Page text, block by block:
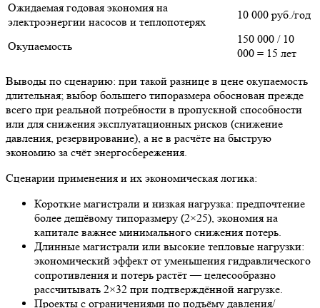
Ожидаемая годовая экономия на
электроэнергии насосов и теплопотерях
10 000 руб./год
Окупаемость
150 000 / 10
000 = 15 лет
Выводы по сценарию: при такой разнице в цене окупаемость
длительная; выбор большего типоразмера обоснован прежде
всего при реальной потребности в пропускной способности
или для снижения эксплуатационных рисков (снижение
давления, резервирование), а не в расчёте на быструю
экономию за счёт энергосбережения.
Сценарии применения и их экономическая логика:
Короткие магистрали и низкая нагрузка: предпочтение
более дешёвому типоразмеру (2×25), экономия на
капитале важнее минимального снижения потерь.
Длинные магистрали или высокие тепловые нагрузки:
экономический эффект от уменьшения гидравлического
сопротивления и потерь растёт — целесообразно
рассчитывать 2×32 при подтверждённой нагрузке.
Проекты с ограничениями по подъёму давления/